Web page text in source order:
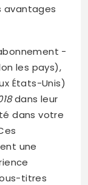
avantages
−
les pays),
États-Unis)
dans leur
dans votre
une
titres